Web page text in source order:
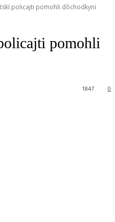
policajti pomohli dôchodkyni
pomohli
0
1847